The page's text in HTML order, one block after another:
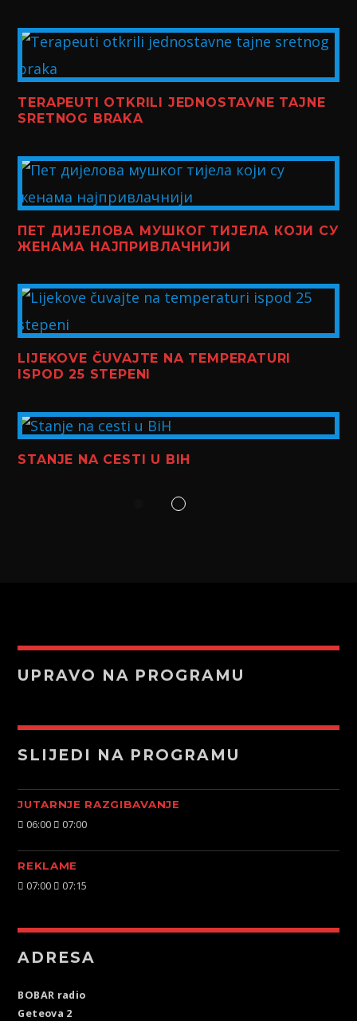
TERAPEUTI OTKRILI JEDNOSTAVNE TAJNE
SRETNOG BRAKA
ПЕТ ДИЈЕЛОВА МУШКОГ ТИЈЕЛА КОЈИ СУ
ЖЕНАМА НАЈПРИВЛАЧНИЈИ
LIJEKOVE ČUVAJTE NA TEMPERATURI
ISPOD 25 STEPENI
STANJE NA CESTI U BIH
UPRAVO NA PROGRAMU
SLIJEDI NA PROGRAMU
JUTARNJE RAZGIBAVANJE
06:00 07:00
REKLAME
07:00 07:15
ADRESA
BOBAR radio
Geteova 2